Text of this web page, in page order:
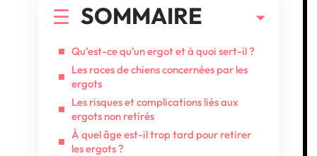
SOMMAIRE
Qu’est-ce qu’un ergot et à quoi sert-il ?
Les races de chiens concernées par les
ergots
Les risques et complications liés aux
ergots non retirés
À quel âge est-il trop tard pour retirer
les ergots ?